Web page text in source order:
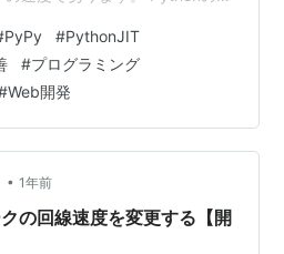
とよりも、その「動的性」に
ような言語では、変数に型が
パイラが最適化を行いやすい
は変数にどんな型の値でも代入
を確認しな…
PyPy #PythonJIT
#プログラミング
Web開発
• 1年前
の回線速度を変更する【開